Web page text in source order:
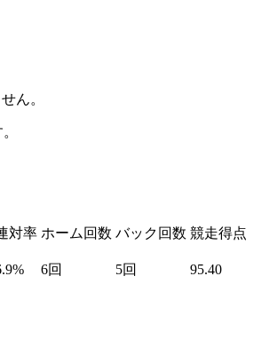
ん。
対率 ホーム回数 バック回数 競走得点
6回 5回 95.40